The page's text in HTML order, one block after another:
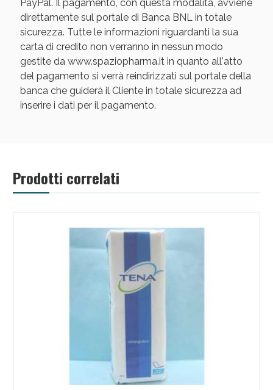
PayPal. Il pagamento, con questa modalità, avviene
direttamente sul portale di Banca BNL in totale
sicurezza. Tutte le informazioni riguardanti la sua
carta di credito non verranno in nessun modo
gestite da www.spaziopharma.it in quanto all'atto
del pagamento si verrà reindirizzati sul portale della
banca che guiderà il Cliente in totale sicurezza ad
inserire i dati per il pagamento.
Prodotti correlati